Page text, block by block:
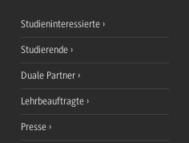
Studieninteressierte
Studierende
Duale Partner
Lehrbeauftragte
Presse